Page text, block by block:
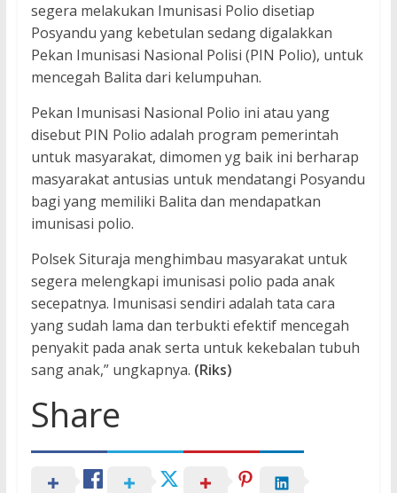
segera melakukan Imunisasi Polio disetiap
Posyandu yang kebetulan sedang digalakkan
Pekan Imunisasi Nasional Polisi (PIN Polio), untuk
mencegah Balita dari kelumpuhan.
Pekan Imunisasi Nasional Polio ini atau yang
disebut PIN Polio adalah program pemerintah
untuk masyarakat, dimomen yg baik ini berharap
masyarakat antusias untuk mendatangi Posyandu
bagi yang memiliki Balita dan mendapatkan
imunisasi polio.
Polsek Situraja menghimbau masyarakat untuk
segera melengkapi imunisasi polio pada anak
secepatnya. Imunisasi sendiri adalah tata cara
yang sudah lama dan terbukti efektif mencegah
penyakit pada anak serta untuk kekebalan tubuh
sang anak,” ungkapnya. (Riks)
Share